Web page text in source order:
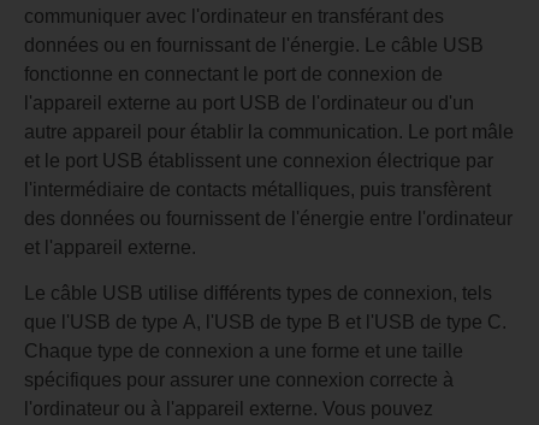
communiquer avec l'ordinateur en transférant des
données ou en fournissant de l'énergie. Le câble USB
fonctionne en connectant le port de connexion de
l'appareil externe au port USB de l'ordinateur ou d'un
autre appareil pour établir la communication. Le port mâle
et le port USB établissent une connexion électrique par
l'intermédiaire de contacts métalliques, puis transfèrent
des données ou fournissent de l'énergie entre l'ordinateur
et l'appareil externe.
Le câble USB utilise différents types de connexion, tels
que l'USB de type A, l'USB de type B et l'USB de type C.
Chaque type de connexion a une forme et une taille
spécifiques pour assurer une connexion correcte à
l'ordinateur ou à l'appareil externe. Vous pouvez